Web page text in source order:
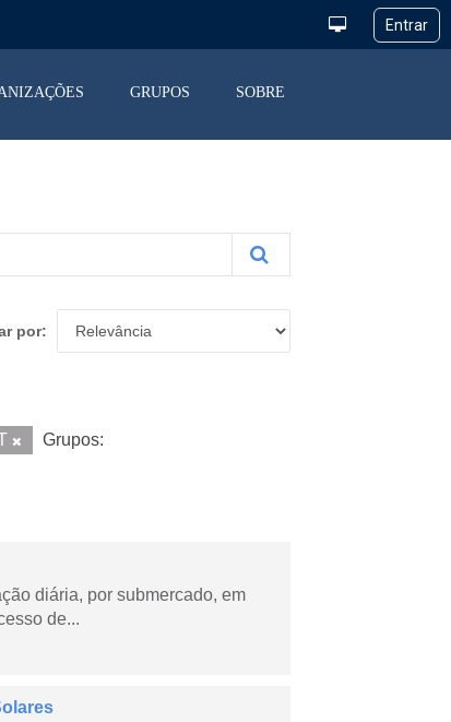
GRUPOS SOBRE
por
Grupos:
diária, por submercado, em
de...